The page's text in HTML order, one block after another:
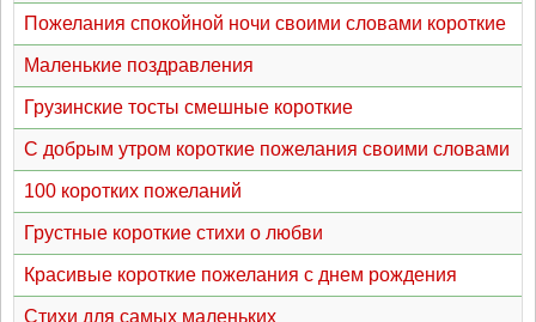
Пожелания спокойной ночи своими словами короткие
Маленькие поздравления
Грузинские тосты смешные короткие
С добрым утром короткие пожелания своими словами
100 коротких пожеланий
Грустные короткие стихи о любви
Красивые короткие пожелания с днем рождения
Стихи для самых маленьких